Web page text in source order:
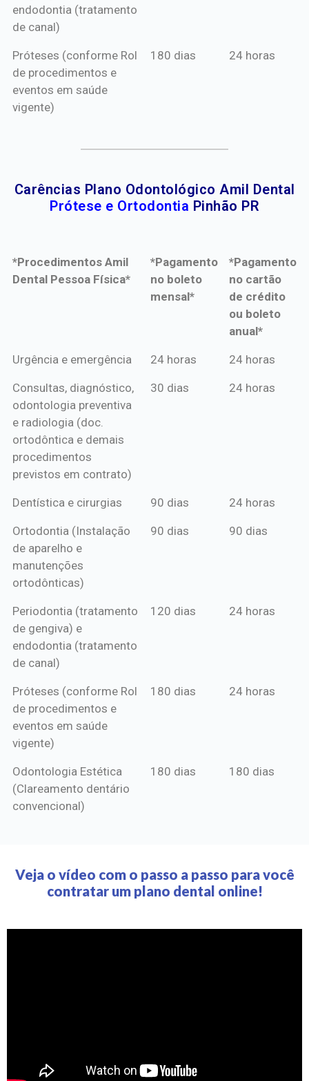
endodontia (tratamento
de canal)
Próteses (conforme Rol
de procedimentos e
eventos em saúde
vigente)
180 dias 24 horas
Carências Plano Odontológico Amil Dental
Prótese e Ortodontia Pinhão PR
*Procedimentos Amil
Dental Pessoa Física*
*Pagamento
no boleto
mensal*
*Pagamento
no cartão
de crédito
ou boleto
anual*
*Procedimentos Amil
*Pagamento
mensal*
*Pagamento
de crédito
Urgência e emergência 24 horas 24 horas
Consultas, diagnóstico,
odontologia preventiva
e radiologia (doc.
ortodôntica e demais
procedimentos
previstos em contrato)
30 dias 24 horas
Dentística e cirurgias 90 dias 24 horas
Ortodontia (Instalação
de aparelho e
manutenções
ortodônticas)
90 dias 90 dias
Periodontia (tratamento
de gengiva) e
endodontia (tratamento
de canal)
120 dias 24 horas
Próteses (conforme Rol
de procedimentos e
eventos em saúde
vigente)
180 dias 24 horas
Odontologia Estética
(Clareamento dentário
convencional)
180 dias 180 dias
Veja o vídeo com o passo a passo para você
contratar um plano dental online!